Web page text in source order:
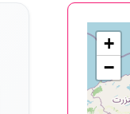
+
−